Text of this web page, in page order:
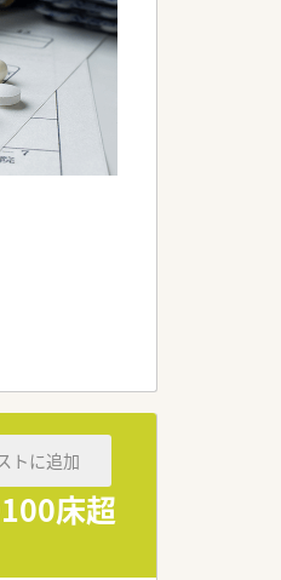
床超
トに追加